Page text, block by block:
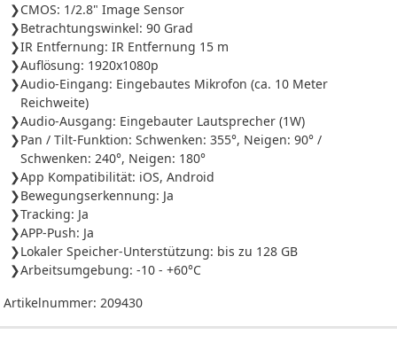
CMOS: 1/2.8" Image Sensor
Betrachtungswinkel: 90 Grad
IR Entfernung: IR Entfernung 15 m
Auflösung: 1920x1080p
Audio-Eingang: Eingebautes Mikrofon (ca. 10 Meter
Reichweite)
Audio-Ausgang: Eingebauter Lautsprecher (1W)
Pan / Tilt-Funktion: Schwenken: 355°, Neigen: 90° /
Schwenken: 240°, Neigen: 180°
App Kompatibilität: iOS, Android
Bewegungserkennung: Ja
Tracking: Ja
APP-Push: Ja
Lokaler Speicher-Unterstützung: bis zu 128 GB
Arbeitsumgebung: -10 - +60°C
Artikelnummer: 209430